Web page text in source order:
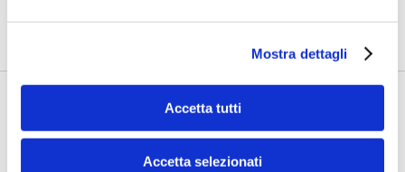
Mostra dettagli
Accetta tutti
Accetta selezionati
eve...